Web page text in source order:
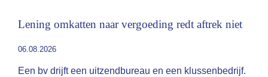
Lening omkatten naar vergoeding redt aftrek niet
06.08.2026
Een bv drijft een uitzendbureau en een klussenbedrijf.